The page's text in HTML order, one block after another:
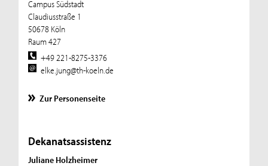
Campus Südstadt
Claudiusstraße 1
50678 Köln
Raum 427
+49 221-8275-3376
elke.jung@th-koeln.de
Zur Personenseite
Dekanatsassistenz
Juliane Holzheimer